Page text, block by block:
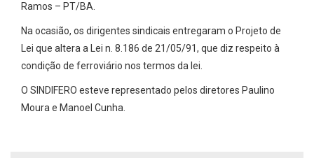
Ramos – PT/BA.
Na ocasião, os dirigentes sindicais entregaram o Projeto de
Lei que altera a Lei n. 8.186 de 21/05/91, que diz respeito à
condição de ferroviário nos termos da lei.
O SINDIFERO esteve representado pelos diretores Paulino
Moura e Manoel Cunha.